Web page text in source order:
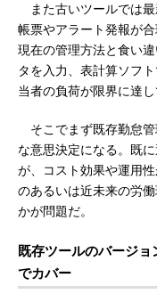
また古いツールでは最
帳票やアラート発報が
現在の管理方法と食い
タを入力、表計算ソフ
当者の負荷が限界に達
そこでまず既存勤怠管
な意思決定になる。既
が、コスト効果や運用
のあるいは近未来の労
かが問題だ。
既存ツールのバージ
でカバー